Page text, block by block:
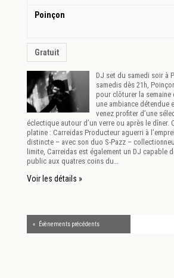
Poinçon
Gratuit
DJ set du samedi soir à
samedis dès 21h,
pour clôturer la semaine
une ambiance détendue
venez profiter d’une
éclectique autour d’un verre ou après le dîner.
platine : Carreidas Producteur aguerri à
distincte – avec son duo S-Pazz –
limite, Carreidas est également un DJ capable
public aux quatres coins du…
Voir les détails »
« Évènements précédents